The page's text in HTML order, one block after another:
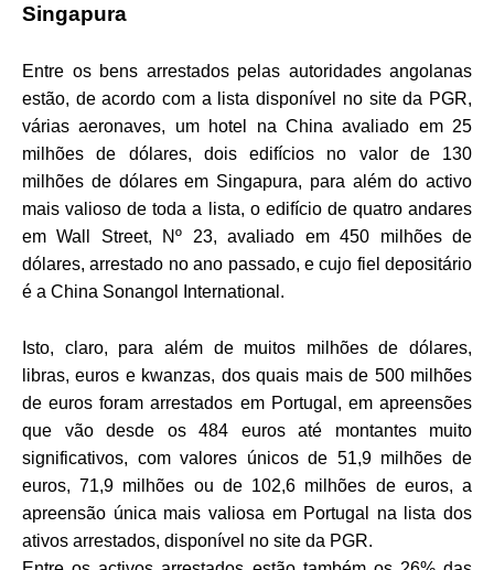
Singapura
Entre os bens arrestados pelas autoridades angolanas
estão, de acordo com a lista disponível no site da PGR,
várias aeronaves, um hotel na China avaliado em 25
milhões de dólares, dois edifícios no valor de 130
milhões de dólares em Singapura, para além do activo
mais valioso de toda a lista, o edifício de quatro andares
em Wall Street, Nº 23, avaliado em 450 milhões de
dólares, arrestado no ano passado, e cujo fiel depositário
é a China Sonangol International.
Isto, claro, para além de muitos milhões de dólares,
libras, euros e kwanzas, dos quais mais de 500 milhões
de euros foram arrestados em Portugal, em apreensões
que vão desde os 484 euros até montantes muito
significativos, com valores únicos de 51,9 milhões de
euros, 71,9 milhões ou de 102,6 milhões de euros, a
apreensão única mais valiosa em Portugal na lista dos
ativos arrestados, disponível no site da PGR.